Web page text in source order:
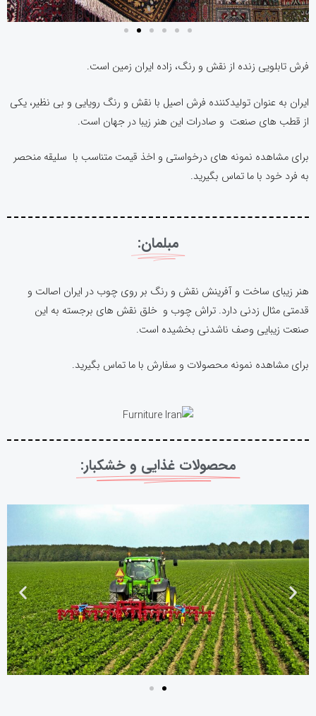
فرش تابلویی زنده از نقش و رنگ، زاده ایران زمین است.
ایران به عنوان تولیدکننده فرش اصیل با نقش و رنگ رویایی و بی نظیر، یکی
از قطب های صنعت و صادرات این هنر زیبا در جهان است.
برای مشاهده نمونه های درخواستی و اخذ قیمت متناسب با سلیقه منحصر
به فرد خود با ما تماس بگیرید.
مبلمان:
هنر زیبای ساخت و آفرینش نقش و رنگ بر روی چوب در ایران اصالت و
قدمتی مثال زدنی دارد. تراش چوب و خلق نقش های برجسته به این
صنعت زیبایی وصف ناشدنی بخشیده است.
برای مشاهده نمونه محصولات و سفارش با ما تماس بگیرید.
محصولات غذایی و خشکبار:​